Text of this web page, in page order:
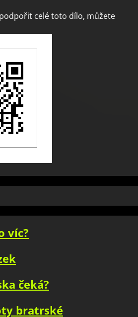
celé toto dílo, můžete
víc?
čeká?
bratrské